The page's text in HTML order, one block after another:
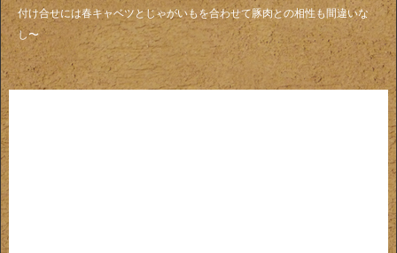
付け合せには春キャベツとじゃがいもを合わせて豚肉との相性も間違いな
し〜